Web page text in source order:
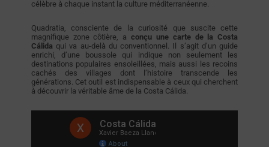
célèbre à chaque instant la culture méditerranéenne.
Quadratia, consciente de la curiosité que suscite cette
magnifique zone côtière, aconçu une carte de la Costa
Cálida qui va au-delà du conventionnel. Il s’agit d’un guide
enrichi, d’une boussole qui indique non seulement les
destinations populaires ensoleillées, mais aussi les recoins
cachés des villages dont l’histoire transcende les
générations. Cet outil est indispensable à ceux qui cherchent
à découvrir la véritable âme de la Costa Cálida.